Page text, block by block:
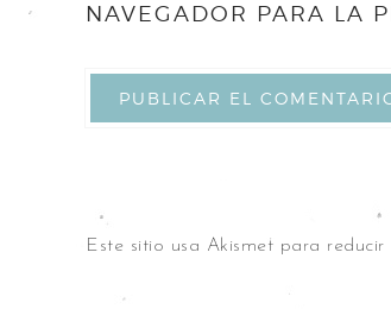
NAVEGADOR PARA LA
Este sitio usa Akismet para reducir